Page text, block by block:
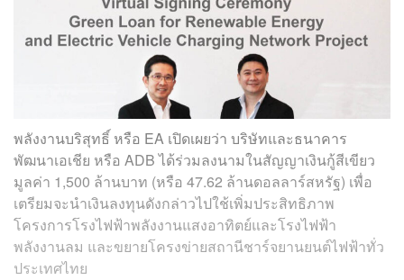
พลังงานบริสุทธิ์ หรือ EA เปิดเผยว่า บริษัทและธนาคาร
พัฒนาเอเชีย หรือ ADB ได้ร่วมลงนามในสัญญาเงินกู้สีเขียว
มูลค่า 1,500 ล้านบาท (หรือ 47.62 ล้านดอลลาร์สหรัฐ) เพื่อ
เตรียมจะนำเงินลงทุนดังกล่าวไปใช้เพิ่มประสิทธิภาพ
โครงการโรงไฟฟ้าพลังงานแสงอาทิตย์และโรงไฟฟ้า
พลังงานลม และขยายโครงข่ายสถานีชาร์จยานยนต์ไฟฟ้าทั่ว
ประเทศไทย